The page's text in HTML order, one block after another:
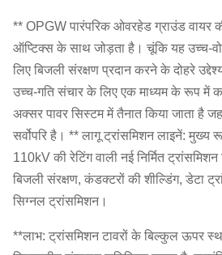
** OPGW पारंपरिक ओवरहेड ग्राउंड वायर
ऑप्टिक्स के साथ जोड़ता है। चूंकि यह उच्च-
लिए बिजली संरक्षण प्रदान करने के दोहरे
उच्च-गति संचार के लिए एक माध्यम के रूप में
अक्सर पावर सिस्टम में तैनात किया जाता है
सर्वोपरि है। ** लागू ट्रांसमिशन लाइनें:
110kV की रेटिंग वाली नई निर्मित
बिजली संरक्षण, कंडक्टरों की शील्डिंग, डेटा
सिग्नल ट्रांसमिशन।
**लाभ: ट्रांसमिशन टावरों के बिल्कुल ऊपर